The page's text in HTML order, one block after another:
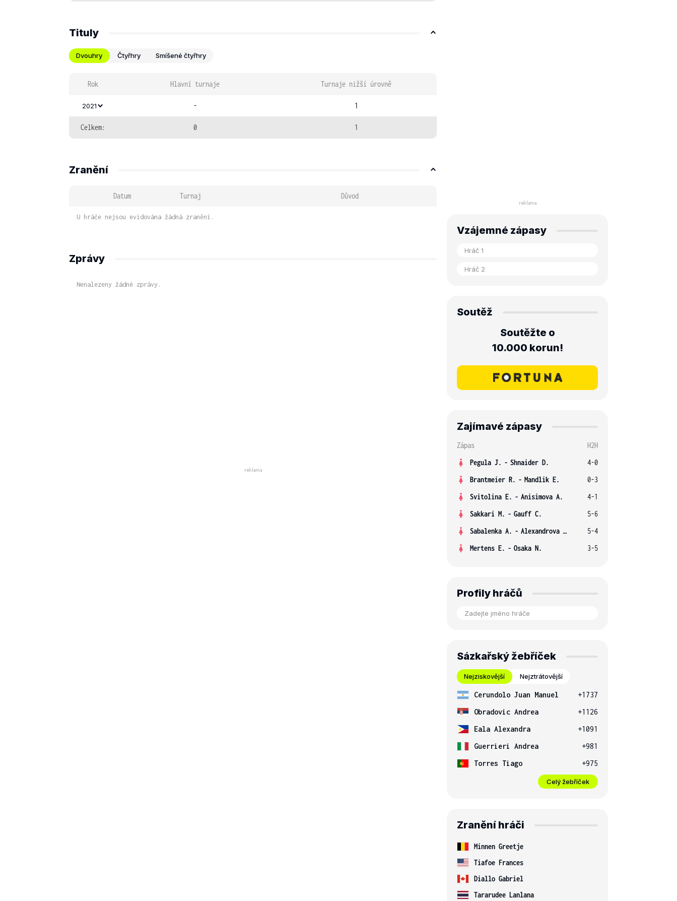
Tituly
Dvouhry Čtyřhry Smíšené čtyřhry
Rok Hlavní turnaje Turnaje nižší úrovně
2021 - 1
Celkem: 0 1
Zranění
Datum Turnaj Důvod
U hráče nejsou evidována žádná zranění.
Zprávy
Nenalezeny žádné zprávy.
Vzájemné zápasy
Soutěž
Soutěžte o
10.000 korun!
Zajímavé zápasy
Zápas
H2H
Pegula J. - Shnaider D.
4-0
Brantmeier R. - Mandlik E.
0-3
Svitolina E. - Anisimova A.
4-1
Sakkari M. - Gauff C.
5-6
Sabalenka A. - Alexandrova E.
5-4
Mertens E. - Osaka N. 3-5
Profily hráčů
Sázkařský žebříček
Nejziskovější Nejztrátovější
Cerundolo Juan Manuel
+1737
Obradovic Andrea
+1126
Eala Alexandra
+1091
Guerrieri Andrea
+981
Torres Tiago
+975
Celý žebříček
Zranění hráči
Minnen Greetje
Tiafoe Frances
Diallo Gabriel
Tararudee Lanlana